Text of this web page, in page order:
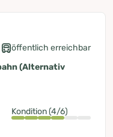
öffentlich erreichbar
(Alternativ
Kondition (4/6)